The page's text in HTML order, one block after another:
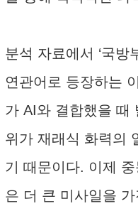
분석 자료에서 ‘국방
연관어로 등장하는
가 AI와 결합했을 때
위가 재래식 화력의
기 때문이다. 이제
은 더 큰 미사일을